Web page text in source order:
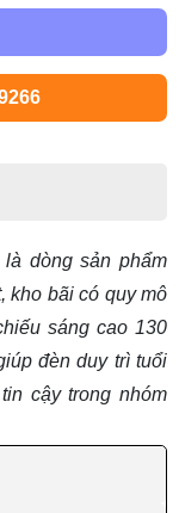
dòng sản phẩm
kho bãi có quy mô
sáng cao 130
đèn duy trì tuổi
cậy trong nhóm